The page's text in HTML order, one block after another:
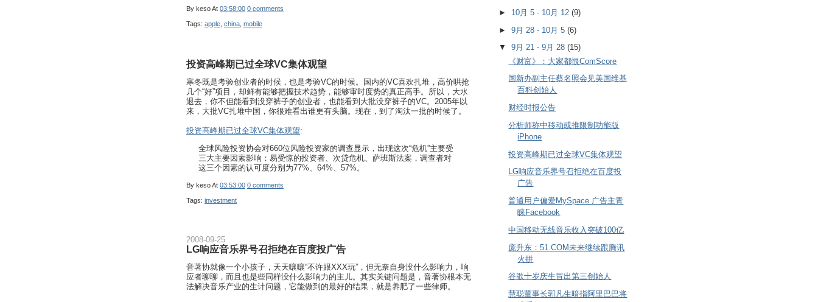
By kesoAt 03:58:00 0 comments
Tags: apple china mobile
投资高峰期已过全球VC集体观望
寒冬既是考验创业者的时候，也是考验VC的时候。国内的VC喜欢扎堆，高价哄抢
几个“好”项目，却鲜有能够把握技术趋势，能够审时度势的真正高手。所以，大水
退去，你不但能看到没穿裤子的创业者，也能看到大批没穿裤子的VC。2005年以
来，大批VC扎堆中国，你很难看出谁更有头脑。现在，到了淘汰一批的时候了。
投资高峰期已过全球VC集体观望:
全球风险投资协会对660位风险投资家的调查显示，出现这次“危机”主要受
三大主要因素影响：易受惊的投资者、次贷危机、萨班斯法案，调查者对
这三个因素的认可度分别为77%、64%、57%。
By kesoAt 03:53:00 0 comments
Tags: investment
2008-09-25
LG响应音乐界号召拒绝在百度投广告
音著协就像一个小孩子，天天嚷嚷“不许跟XXX玩”，但无奈自身没什么影响力，响
应者聊聊，而且也是些同样没什么影响力的主儿。其实关键问题是，音著协根本无
法解决音乐产业的生计问题，它能做到的最好的结果，就是养肥了一些律师。
► 10月 5 - 10月 12 (9)
► 9月 28 - 10月 5 (6)
▼ 9月 21 - 9月 28 (15)
《财富》：大家都恨ComScore
国新办副主任蔡名照会见美国维基
百科创始人
财经时报公告
分析师称中移动或推限制功能版
iPhone
投资高峰期已过全球VC集体观望
LG响应音乐界号召拒绝在百度投
广告
普通用户偏爱MySpace 广告主青
睐Facebook
中国移动无线音乐收入突破100亿
庞升东：51.COM未来继续跟腾讯
火拼
谷歌十岁庆生冒出第三创始人
慧聪董事长郭凡生暗指阿里巴巴将